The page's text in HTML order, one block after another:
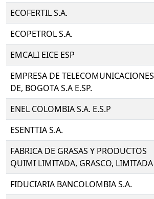
ECOFERTIL S.A.
ECOPETROL S.A.
EMCALI EICE ESP
EMPRESA DE TELECOMUNICACIONES
DE, BOGOTA S.A E.SP.
ENEL COLOMBIA S.A. E.S.P
ESENTTIA S.A.
FABRICA DE GRASAS Y PRODUCTOS
QUIMI LIMITADA, GRASCO, LIMITADA
FIDUCIARIA BANCOLOMBIA S.A.